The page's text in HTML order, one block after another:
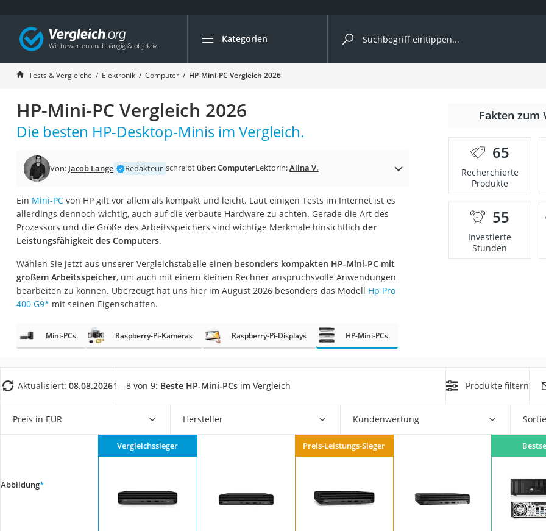
Kategorien
Die beliebtesten Vergleiche nach Kategorie
Elektronik
Powerstation
Monitor 32 Zoll 4K
Fernseher
Desktop-PC
Diascanner
Laser-Multifunktionsdrucker
Powerstation mit Solarpanel
Gaming-PC
Satellitenschüssel
Schnurloses Telefon
Ladekabel Typ 2 Schuko
Lichtwecker
Acer Aspire
Tests & Vergleiche Elektronik Computer HP-Mini-PC Vergleich 2026
HP-Mini-PC Vergleich 2026
Die besten HP-Desktop-Minis im Vergleich.
Von: Jacob Lange Redakteur schreibt über:ComputerLektorin:Alina V.
Ein Mini-PCvon HP gilt vor allem als kompakt und leicht. Laut einigen Tests im Internet ist es
allerdings dennoch wichtig, auch auf die verbaute Hardware zu achten. Gerade die Art des
Prozessors und die Größe des Arbeitsspeichers sind wichtige Merkmale hinsichtlich der
Leistungsfähigkeit des Computers.
Wählen Sie jetzt aus unserer Vergleichstabelle einen besonders kompakten HP-Mini-PC mit
großem Arbeitsspeicher, um auch mit einem kleinen Rechner anspruchsvolle Anwendungen
bearbeiten zu können. Überzeugt hat uns hier im August 2026 besonders das Modell Hp Pro
400 G9* mit seinen Eigenschaften.
Fakten zum
65
Recherchierte
Produkte
55
Investierte
Stunden
Mini-PCs Raspberry-Pi-Kameras Raspberry-Pi-Displays HP-Mini-PCs
Aktualisiert: 08.08.20261 - 8 von 9: Beste HP-Mini-PCs im Vergleich Produkte filtern
Preis in EUR Hersteller Kundenwertung
Abbildung*
Vergleichssieger Preis-Leistungs-Sieger